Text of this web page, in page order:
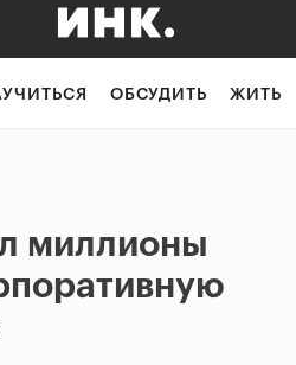
ОБСУДИТЬ ЖИТЬ
миллионы